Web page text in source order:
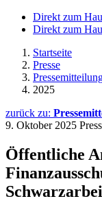
Direkt zum
Direkt zum
Startseite
Presse
2025
zurück zu:
9. Oktober 2025
Öffentliche